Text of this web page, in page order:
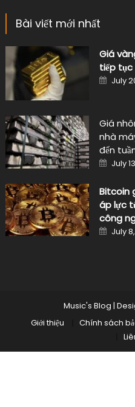
Bài viết mới nhất
Giá
tiếp
on
July
Giá
nhà
đến
Posted
on
July
Bitcoin
áp lực
công
Posted
on
July
Music's Blog |
Giới thiệu
Chính sách